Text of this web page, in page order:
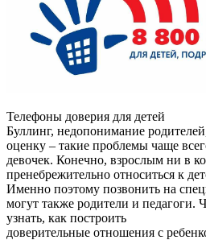
Телефоны доверия для детей
Буллинг, недопонимание
оценку – такие проблемы чаще
девочек. Конечно, взрослым ни в
пренебрежительно относиться к
Именно поэтому позвонить на
могут также родители и педагоги.
узнать, как построить
доверительные отношения с